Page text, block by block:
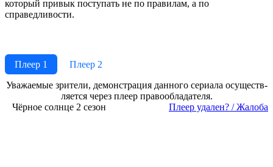
который привык поступать не по правилам, а по
справедливости.
Плеер 1
Плеер 2
Ува­жае­мые зри­те­ли, де­мон­ст­ра­ция дан­но­го се­риа­ла осу­ще­ст­в­
ля­ет­ся че­рез пле­ер пра­во­об­ла­да­те­ля.
Чёрное солнце 2 сезон
Пле­ер уда­лен? / Жа­ло­ба